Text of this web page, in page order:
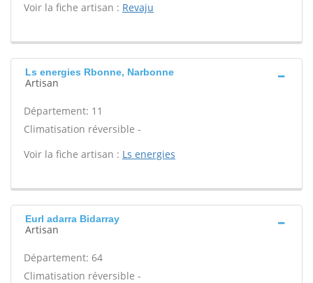
Voir la fiche artisan : Revaju
Ls energies Rbonne, Narbonne
Artisan
Département: 11
Climatisation réversible -
Voir la fiche artisan : Ls energies
Eurl adarra Bidarray
Artisan
Département: 64
Climatisation réversible -